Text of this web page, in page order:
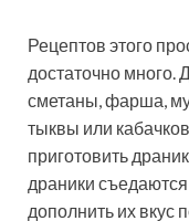
Рецептов этого
достаточно много.
сметаны, фарша,
тыквы или
приготовить
драники
дополнить их вкус